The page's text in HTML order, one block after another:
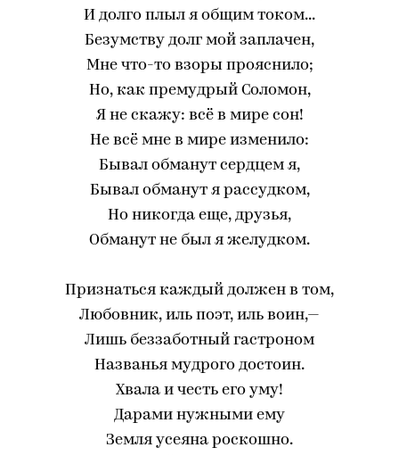
И долго плыл я общим током...
Безумству долг мой заплачен,
Мне что-то взоры прояснило;
Но, как премудрый Соломон,
Я не скажу: всё в мире сон!
Не всё мне в мире изменило:
Бывал обманут сердцем я,
Бывал обманут я рассудком,
Но никогда еще, друзья,
Обманут не был я желудком.
Признаться каждый должен в том,
Любовник, иль поэт, иль воин,—
Лишь беззаботный гастроном
Названья мудрого достоин.
Хвала и честь его уму!
Дарами нужными ему
Земля усеяна роскошно.